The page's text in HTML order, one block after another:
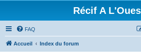
Récif A
FAQ
Accueil Index du forum